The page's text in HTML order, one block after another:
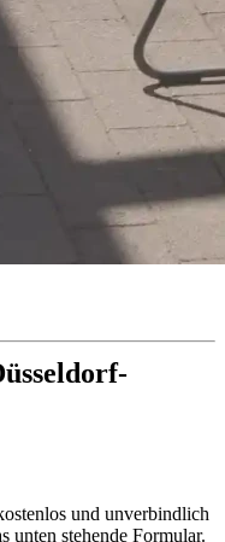
und unverbindlich
unten stehende Formular.